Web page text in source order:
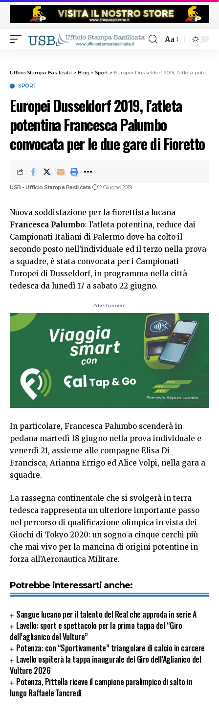
Aa
Ufficio Stampa Basilicata > Blog > Sport > Europei Dusseldorf 2019, l’atleta potentina Francesca Palumbo convocata per le due gare di Fioretto
SPORT
Europei Dusseldorf 2019, l’atleta
potentina Francesca Palumbo
convocata per le due gare di Fioretto
USB - Ufficio Stampa Basilicata 12 Giugno 2019
Nuova soddisfazione per la fiorettista lucana
Francesca Palumbo: l’atleta potentina, reduce dai
Campionati Italiani di Palermo dove ha colto il
secondo posto nell’individuale ed il terzo nella prova
a squadre, è stata convocata per i Campionati
Europei di Dusseldorf, in programma nella città
tedesca da lunedì 17 a sabato 22 giugno.
- Advertisement -
In particolare, Francesca Palumbo scenderà in
pedana martedì 18 giugno nella prova individuale e
venerdì 21, assieme alle compagne Elisa Di
Francisca, Arianna Errigo ed Alice Volpi, nella gara a
squadre.
La rassegna continentale che si svolgerà in terra
tedesca rappresenta un ulteriore importante passo
nel percorso di qualificazione olimpica in vista dei
Giochi di Tokyo 2020: un sogno a cinque cerchi più
che mai vivo per la mancina di origini potentine in
forza all’Aeronautica Militare.
Potrebbe interessarti anche:
Sangue lucano per il talento del Real che approda in serie A
Lavello: sport e spettacolo per la prima tappa del “Giro
dell’aglianico del Vulture”
Potenza: con “Sportivamente” triangolare di calcio in carcere
Lavello ospiterà la tappa inaugurale del Giro dell’Aglianico del
Vulture 2026
Potenza, Pittella riceve il campione paralimpico di salto in
lungo Raffaele Tancredi